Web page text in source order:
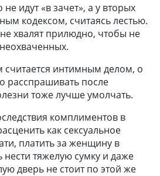
идут «в зачет», а у вторых
кодексом, считаясь лестью.
хвалят прилюдно, чтобы не
считается интимным делом, о
расспрашивать после
тоже лучше умолчать.
комплиментов в
как сексуальное
платить за женщину в
нести тяжелую сумку и даже
дверь не стоит по этой же